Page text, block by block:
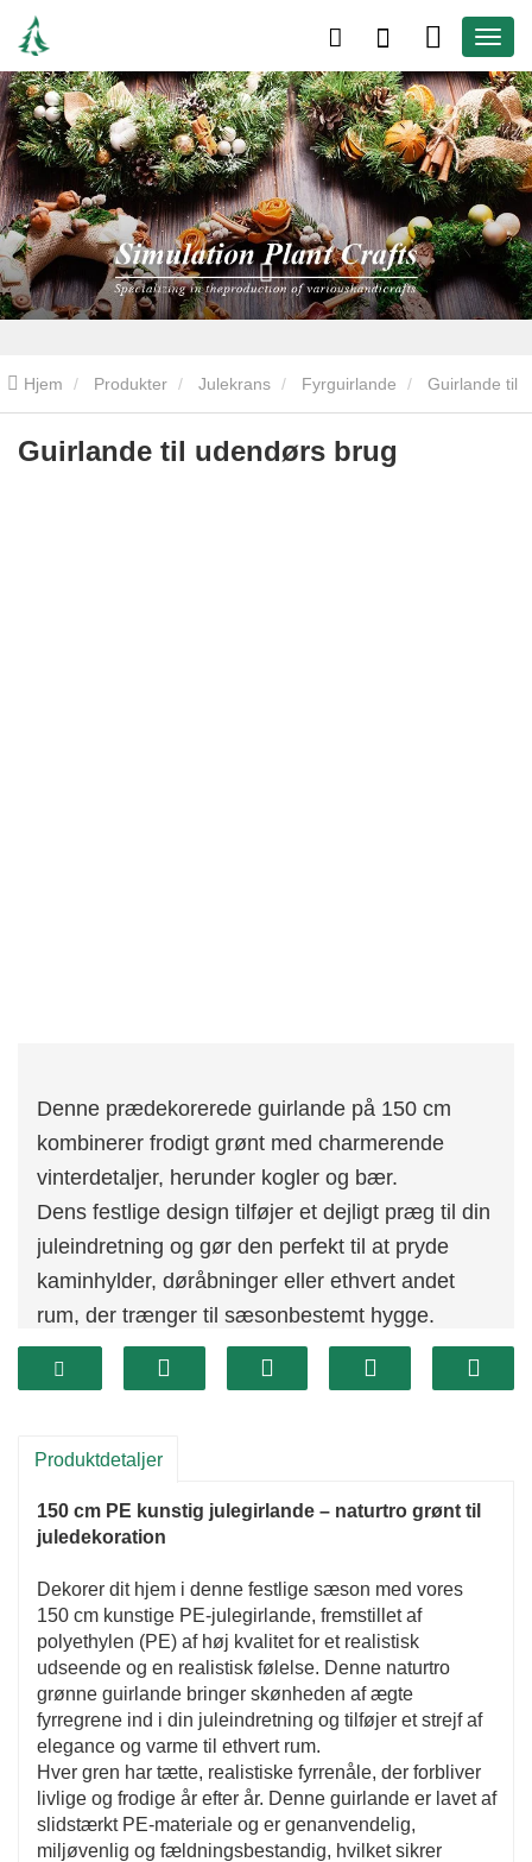
Hjem Produkter Julekrans Fyrguirlande
udendørs brug
Guirlande til udendørs brug
Denne prædekorerede guirlande på 150 cm
kombinerer frodigt grønt med charmerende
vinterdetaljer, herunder kogler og bær.
Dens festlige design tilføjer et dejligt præg til din
juleindretning og gør den perfekt til at pryde
kaminhylder, døråbninger eller ethvert andet
rum, der trænger til sæsonbestemt hygge.
Den kompakte størrelse sikrer, at den passer
godt i mindre områder, samtidig med at den
Produktdetaljer
150 cm PE kunstig julegirlande – naturtro grønt til
juledekoration
Dekorer dit hjem i denne festlige sæson med vores
150 cm kunstige PE-julegirlande, fremstillet af
polyethylen (PE) af høj kvalitet for et realistisk
udseende og en realistisk følelse. Denne naturtro
grønne guirlande bringer skønheden af ​​ægte
fyrregrene ind i din juleindretning og tilføjer et strejf af
elegance og varme til ethvert rum.
Hver gren har tætte, realistiske fyrrenåle, der forbliver
livlige og frodige år efter år. Denne guirlande er lavet af
slidstærkt PE-materiale og er genanvendelig,
miljøvenlig og fældningsbestandig, hvilket sikrer